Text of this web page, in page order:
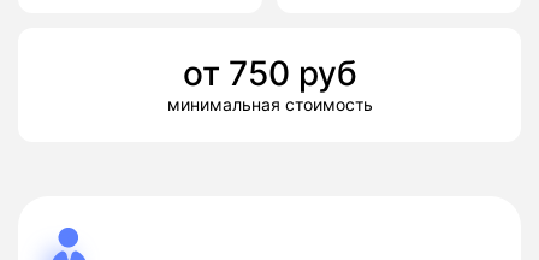
от 750 руб
минимальная стоимость